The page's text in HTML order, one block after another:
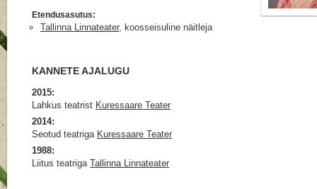
Etendusasutus:
Tallinna Linnateater, koosseisuline näitleja
KANNETE AJALUGU
2015:
Lahkus teatrist Kuressaare Teater
2014:
Seotud teatriga Kuressaare Teater
1988:
Liitus teatriga Tallinna Linnateater